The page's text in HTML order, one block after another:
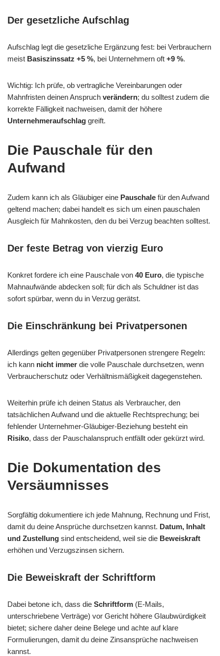
Der gesetzliche Aufschlag
Aufschlag legt die gesetzliche Ergänzung fest: bei Verbrauchern
meist Basiszinssatz +5 %, bei Unternehmern oft +9 %.
Wichtig: Ich prüfe, ob vertragliche Vereinbarungen oder
Mahnfristen deinen Anspruch verändern; du solltest zudem die
korrekte Fälligkeit nachweisen, damit der höhere
Unternehmeraufschlag greift.
Die Pauschale für den
Aufwand
Zudem kann ich als Gläubiger eine Pauschale für den Aufwand
geltend machen; dabei handelt es sich um einen pauschalen
Ausgleich für Mahnkosten, den du bei Verzug beachten solltest.
Der feste Betrag von vierzig Euro
Konkret fordere ich eine Pauschale von 40 Euro, die typische
Mahnaufwände abdecken soll; für dich als Schuldner ist das
sofort spürbar, wenn du in Verzug gerätst.
Die Einschränkung bei Privatpersonen
Allerdings gelten gegenüber Privatpersonen strengere Regeln:
ich kann nicht immer die volle Pauschale durchsetzen, wenn
Verbraucherschutz oder Verhältnismäßigkeit dagegenstehen.
Weiterhin prüfe ich deinen Status als Verbraucher, den
tatsächlichen Aufwand und die aktuelle Rechtsprechung; bei
fehlender Unternehmer-Gläubiger-Beziehung besteht ein
Risiko, dass der Pauschalanspruch entfällt oder gekürzt wird.
Die Dokumentation des
Versäumnisses
Sorgfältig dokumentiere ich jede Mahnung, Rechnung und Frist,
damit du deine Ansprüche durchsetzen kannst. Datum, Inhalt
und Zustellung sind entscheidend, weil sie die Beweiskraft
erhöhen und Verzugszinsen sichern.
Die Beweiskraft der Schriftform
Dabei betone ich, dass die Schriftform (E-Mails,
unterschriebene Verträge) vor Gericht höhere Glaubwürdigkeit
bietet; sichere daher deine Belege und achte auf klare
Formulierungen, damit du deine Zinsansprüche nachweisen
kannst.